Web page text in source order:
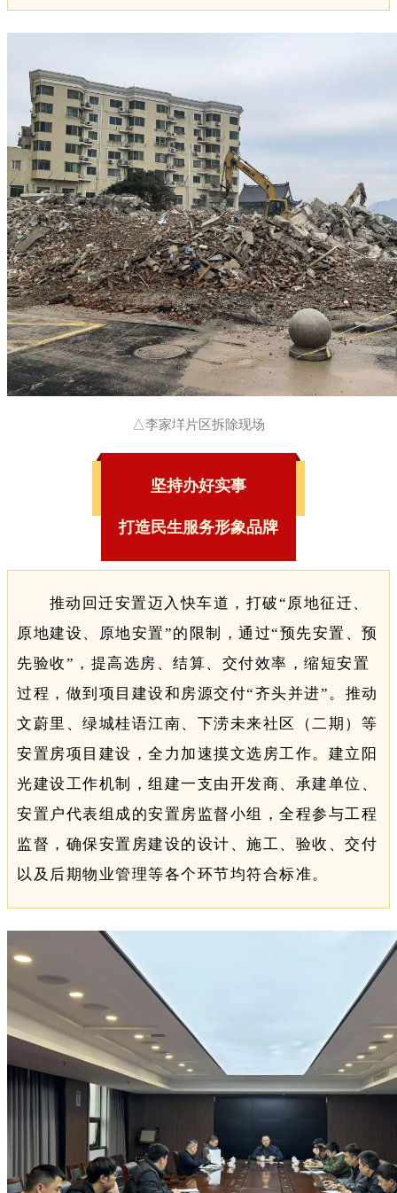
△李家垟片区拆除现场
坚持办好实事
打造民生服务形象品牌
推动回迁安置迈入快车道，打破“原地征迁、
原地建设、原地安置”的限制，通过“预先安置、预
先验收”，提高选房、结算、交付效率，缩短安置
过程，做到项目建设和房源交付“齐头并进”。推动
文蔚里、绿城桂语江南、下涝未来社区（二期）等
安置房项目建设，全力加速摸文选房工作。建立阳
光建设工作机制，组建一支由开发商、承建单位、
安置户代表组成的安置房监督小组，全程参与工程
监督，确保安置房建设的设计、施工、验收、交付
以及后期物业管理等各个环节均符合标准。